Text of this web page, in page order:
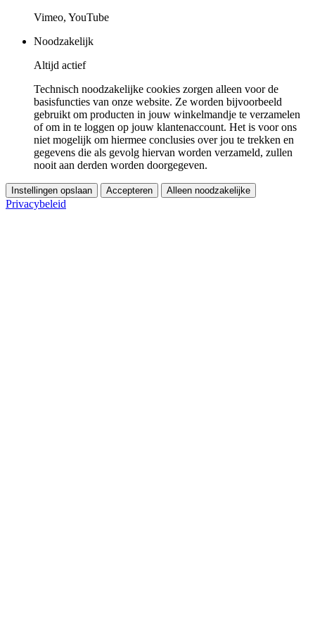
Vimeo, YouTube
Noodzakelijk
Altijd actief
Technisch noodzakelijke cookies zorgen alleen voor de
basisfuncties van onze website. Ze worden bijvoorbeeld
gebruikt om producten in jouw winkelmandje te verzamelen
of om in te loggen op jouw klantenaccount. Het is voor ons
niet mogelijk om hiermee conclusies over jou te trekken en
gegevens die als gevolg hiervan worden verzameld, zullen
nooit aan derden worden doorgegeven.
Instellingen opslaan Accepteren Alleen noodzakelijke
Privacybeleid